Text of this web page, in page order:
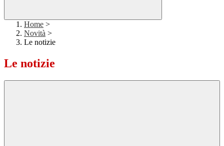
Home >
Novità >
Le notizie
Le notizie